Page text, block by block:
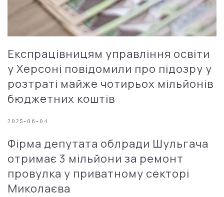
Експрацівницям управління освіти
у Херсоні повідомили про підозру у
розтраті майже чотирьох мільйонів
бюджетних коштів
2025-06-04
Фірма депутата облради Шульгача
отримає 3 мільйони за ремонт
провулка у приватному секторі
Миколаєва